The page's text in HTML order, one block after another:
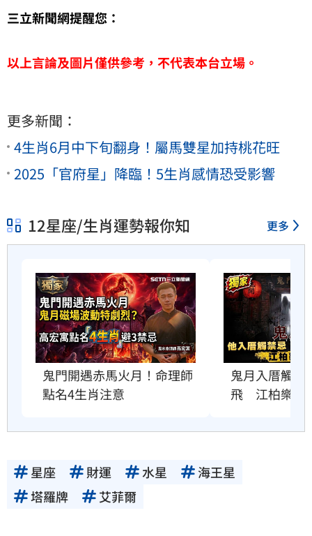
三立新聞網提醒您：
以上言論及圖片僅供參考，不代表本台立場。
更多新聞：
4生肖6月中下旬翻身！屬馬雙星加持桃花旺
2025「官府星」降臨！5生肖感情恐受影響
12星座/生肖運勢報你知 更多
鬼門開遇赤馬火月！命理師
點名4生肖注意
鬼月入厝觸禁
飛　江柏樂曝
星座 財運 水星
海王星
塔羅牌
艾菲爾